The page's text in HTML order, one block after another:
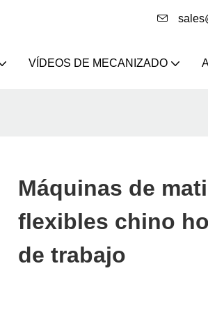
VÍDEOS DE MECANIZADO
Máquinas de
flexibles chino
de trabajo